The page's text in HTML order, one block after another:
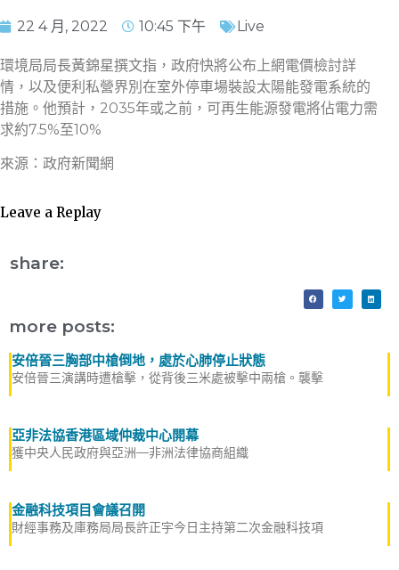
22 4 月, 2022 10:45 下午 Live
環境局局長黃錦星撰文指，政府快將公布上網電價檢討詳
情，以及便利私營界別在室外停車場裝設太陽能發電系統的
措施。他預計，2035年或之前，可再生能源發電將佔電力需
求約7.5%至10%
來源：政府新聞網
Leave a Replay
share:
more posts:
安倍晉三胸部中槍倒地，處於心肺停止狀態
安倍晉三演講時遭槍擊，從背後三米處被擊中兩槍。襲擊
亞非法協香港區域仲裁中心開幕
獲中央人民政府與亞洲—非洲法律協商組織
金融科技項目會議召開
財經事務及庫務局局長許正宇今日主持第二次金融科技項